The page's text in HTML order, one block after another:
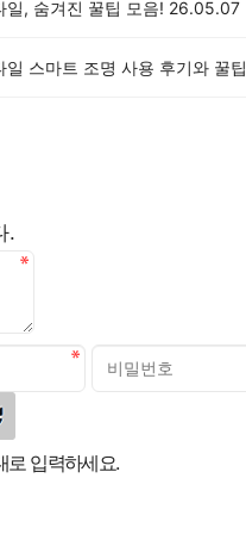
, 숨겨진 꿀팁 모음! 26.05.07
스마트 조명 사용 후기와 꿀팁
.
로 입력하세요.